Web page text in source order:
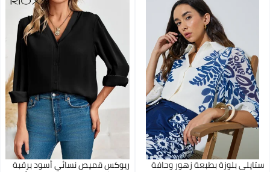
ستايلي بلوزة بطبعة زهور وحافة ريوكس ​​قميص نسائي أسود برقبة